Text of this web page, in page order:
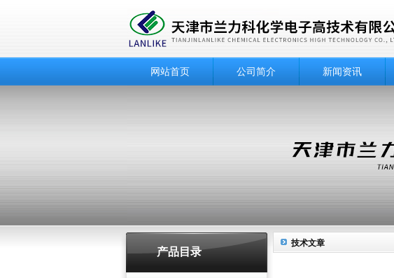
网站首页 公司简介 新闻资讯
产品目录
技术文章